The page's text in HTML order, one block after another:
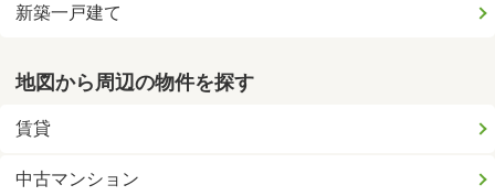
新築一戸建て
地図から周辺の物件を探す
賃貸
中古マンション